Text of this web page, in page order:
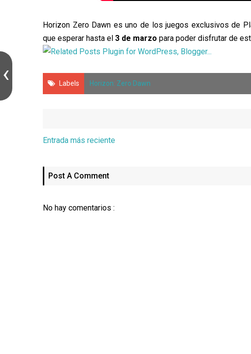
Horizon Zero Dawn es uno de los juegos exclusivos de
que esperar hasta el 3 de marzo para poder disfrutar de
Labels Horizon: Zero Dawn
Entrada más reciente
Post A Comment
No hay comentarios :